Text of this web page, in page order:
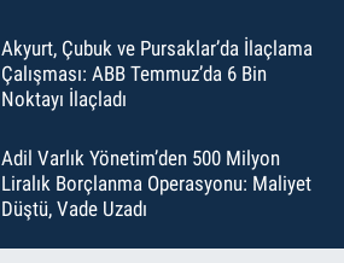
Akyurt, Çubuk ve Pursaklar’da İlaçlama
Çalışması: ABB Temmuz’da 6 Bin
Noktayı İlaçladı
Adil Varlık Yönetim’den 500 Milyon
Liralık Borçlanma Operasyonu: Maliyet
Düştü, Vade Uzadı